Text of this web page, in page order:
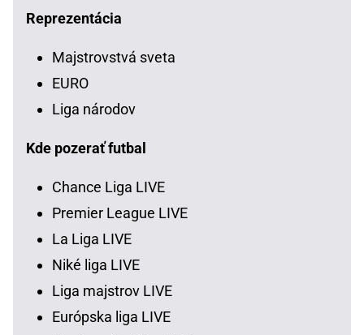
Reprezentácia
Majstrovstvá sveta
EURO
Liga národov
Kde pozerať futbal
Chance Liga LIVE
Premier League LIVE
La Liga LIVE
Niké liga LIVE
Liga majstrov LIVE
Európska liga LIVE